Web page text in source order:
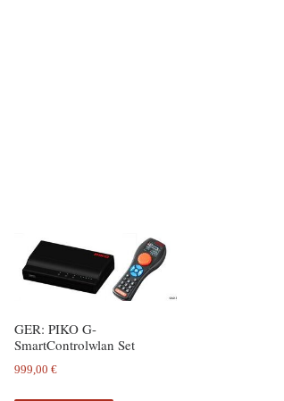
GER: PIKO G-
SmartControlwlan Set
999,00 €